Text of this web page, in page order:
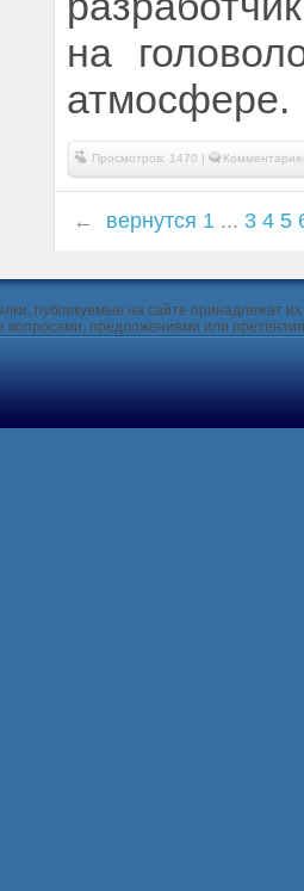
на
атмосфере.
Просмотров: 1470 |
← вернутся 1 ... 3 4 5
публикуемые на сайте принадлежат
вопросами, предложениями или